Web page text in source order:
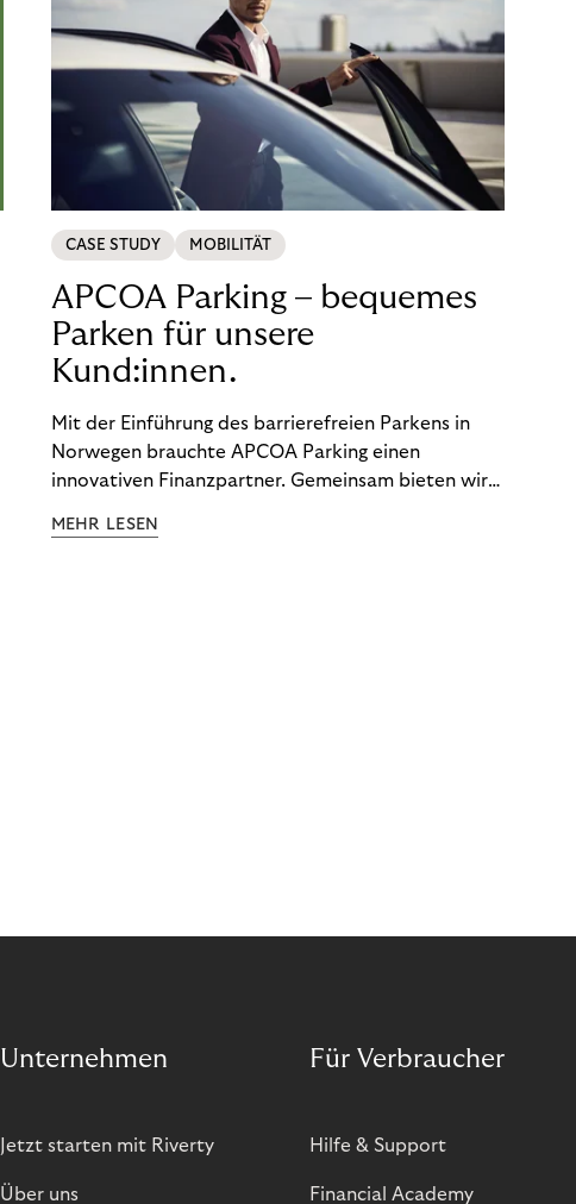
CASE STUDY MOBILITÄT
APCOA Parking – bequemes
Parken für unsere
Kund:innen.
Mit der Einführung des barrierefreien Parkens in
Norwegen brauchte APCOA Parking einen
innovativen Finanzpartner. Gemeinsam bieten wir
Erlebnis.
MEHR LESEN
Unternehmen
Jetzt starten mit Riverty
Über uns
Für Verbraucher
Hilfe & Support
Financial Academy